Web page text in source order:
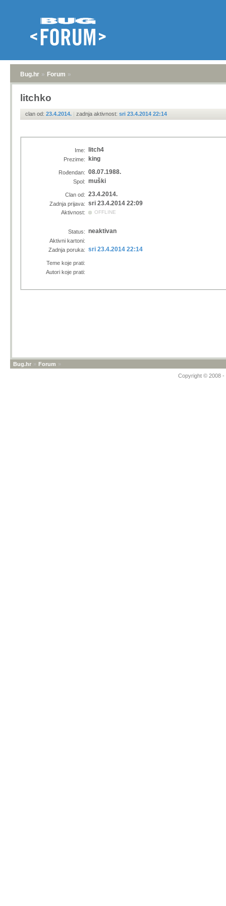
Bug.hr » Forum »
litchko
clan od: 23.4.2014. | zadnja aktivnost: sri 23.4.2014 22:14
Ime: litch4
Prezime: king
Rođendan: 08.07.1988.
Spol: muški
Clan od: 23.4.2014.
Zadnja prijava: sri 23.4.2014 22:09
Aktivnost: OFFLINE
Status: neaktivan
Aktivni kartoni:
Zadnja poruka: sri 23.4.2014 22:14
Teme koje prati:
Autori koje prati:
Bug.hr » Forum »
Copyright © 2008 -